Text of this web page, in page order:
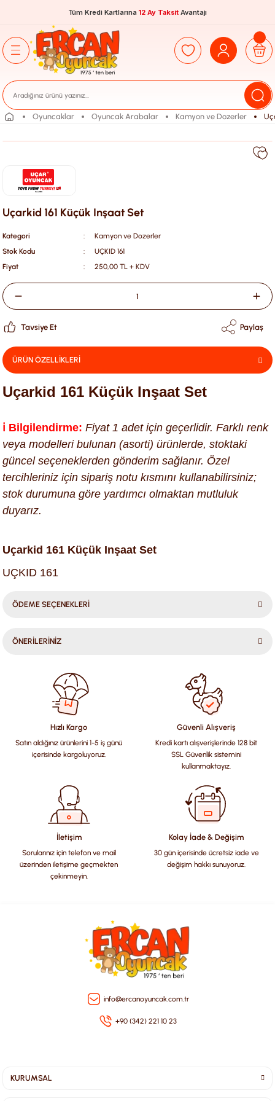
Tüm Kredi Kartlarına 12 Ay Taksit Avantajı
Oyuncaklar Oyuncak Arabalar Kamyon ve Dozerler
Uçarkid 161 Küçük Inşaat Set
Kategori
Kamyon ve Dozerler
Stok Kodu
UÇKID 161
Fiyat
250,00 TL + KDV
Tavsiye Et Paylaş
ÜRÜN ÖZELLİKLERİ
Uçarkid 161 Küçük Inşaat Set
ℹ️ Bilgilendirme: Fiyat 1 adet için geçerlidir. Farklı renk
veya modelleri bulunan (asorti) ürünlerde, stoktaki
güncel seçeneklerden gönderim sağlanır. Özel
tercihleriniz için sipariş notu kısmını kullanabilirsiniz;
stok durumuna göre yardımcı olmaktan mutluluk
duyarız.
Uçarkid 161 Küçük Inşaat Set
UÇKID 161
ÖDEME SEÇENEKLERİ
ÖNERİLERİNİZ
konularda yetersiz gördüğünüz noktaları öneri formunu
kullanarak tarafımıza iletebilirsiniz.
Görüş ve önerileriniz için teşekkür ederiz.
Ürün resmi kalitesiz, bozuk veya görüntülenemiyor.
Ürün açıklamasında eksik bilgiler bulunuyor.
Ürün bilgilerinde hatalar bulunuyor.
Ürün fiyatı diğer sitelerden daha pahalı.
Bu ürüne benzer farklı alternatifler olmalı.
Hızlı Kargo
Satın aldığınız ürünlerini 1-5 iş günü
içerisinde kargoluyoruz.
Güvenli Alışveriş
Kredi kartı alışverişlerinde 128 bit
SSL Güvenlik sistemini
kullanmaktayız.
İletişim
Sorularınız için telefon ve mail
üzerinden iletişime geçmekten
çekinmeyin.
Kolay İade & Değişim
30 gün içerisinde ücretsiz iade ve
değişim hakkı sunuyoruz.
info@ercanoyuncak.com.tr
+90 (342) 221 10 23
KURUMSAL